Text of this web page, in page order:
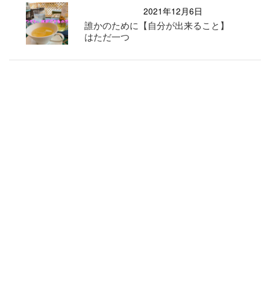
2021年12月6日
誰かのために【自分が出来ること】
はただ一つ